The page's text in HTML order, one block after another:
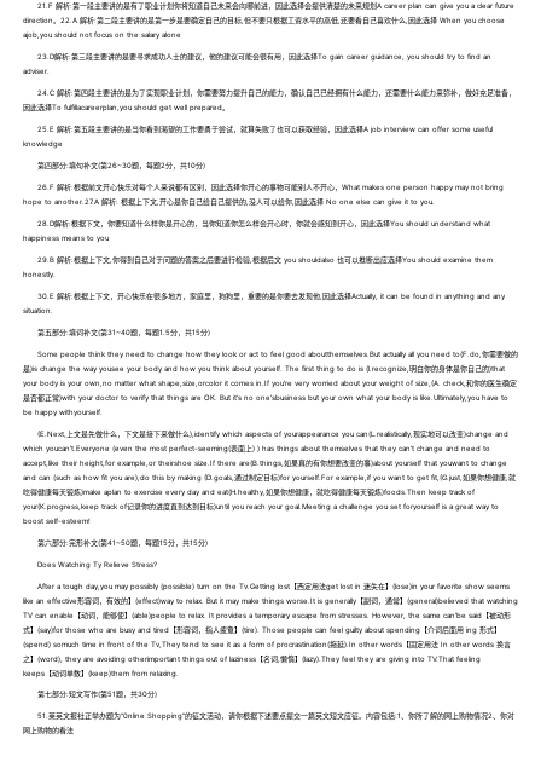
21.F 解析:第一段主要讲的是有了职业计划你将知道自己未来会向哪前进，因此选择会提供清楚的未来规划A career plan can give you a clear future
direction。22.A 解析:第二段主要讲的是第一步是要确定自己的目标,但不要只根据工资水平的高低,还要看自己喜欢什么,因此选择 When you choose
ajob,you should not focus on the salary alone
23.D解析:第三段主要讲的是要寻求成功人士的建议，他的建议可能会很有用，因此选择To gain career guidance, you should try to find an
adviser.
24.C 解析:第四段主要讲的是为了实现职业计划，你需要努力提升自己的能力，确认自己已经拥有什么能力，还需要什么能力来弥补，做好充足准备，
因此选择To fulfillacareerplan,you should get well prepared。
25.E 解析:第五段主要讲的是当你看到渴望的工作要勇于尝试，就算失败了也可以获取经验，因此选择A job interview can offer some useful
knowledge
第四部分:填句补文(第26~30题，每题2分，共10分)
26.F 解析:根据前文开心快乐对每个人来说都有区别，因此选择你开心的事物可能别人不开心，What makes one person happy may not bring
hope to another.27.A 解析: 根据上下文,开心是你自己给自己提供的,没人可以给你,因此选择 No one else can give it to you.
28.D解析:根据下文，你要知道什么样你是开心的，当你知道你怎么样会开心时，你就会感知到开心，因此选择You should understand what
happiness means to you
29.B 解析:根据上下文,你得到自己对于问题的答案之后要进行检验,根据后文 you shouldalso 也可以推断出应选择You should examine them
honestly.
30.E 解析:根据上下文，开心快乐在很多地方，家庭里，狗狗里，重要的是你要去发现他,因此选择Actually, it can be found in anything and any
situation.
第五部分:填词补文(第31~40题，每题1.5分，共15分)
Some people think they need to change how they look or act to feel good aboutthemselves.But actually all you need to(F.do,你需要做的
是)is change the way yousee your body and how you think about yourself. The first thing to do is (l.recognize,明白你的身体是你自己的)that
your body is your own,no matter what shape,size,orcolor it comes in.If you're very worried about your weight of size,(A. check,和你的医生确定
是否都正常)with your doctor to verify that things are OK. But it's no one'sbusiness but your own what your body is like.Ultimately,you have to
be happy withyourself.
(E.Next,上文是先做什么，下文是接下来做什么),identify which aspects of yourappearance you can(L.realistically,现实地可以改变)change and
which youcan't.Everyone (even the most perfect-seeming(表面上) ) has things about themselves that they can't change and need to
accept,like their height,for example,or theirshoe size.If there are(B.things,如果真的有你想要改变的事)about yourself that youwant to change
and can (such as how fit you are),do this by making (D.goals,通过制定目标)for yourself.For example,if you want to get fit,(G.just,如果你想健康,就
吃得健康每天锻炼)make aplan to exercise every day and eat(H.healthy,如果你想健康，就吃得健康每天锻炼)foods.Then keep track of
your(K.progress,keep track of记录你的进度直到达到目标)until you reach your goal.Meeting a challenge you set foryourself is a great way to
boost self-esteem!
第六部分:完形补文(第41~50题，每题15分，共15分)
Does Watching Ty Relieve Stress?
After a tough day,you may possibly (possible) turn on the Tv.Getting lost【西定用法get lost in 迷失在】(lose)in your favorite show seems
like an effective形容词，有效的】(effect)way to relax. But it may make things worse.It is generally【副词，通常】(general)believed that watching
TV can enable【动词，能够使】(able)people to relax. It provides a temporary escape from stresses. However, the same can'be said【被动形
式】(say)for those who are busy and tired【形容词，指人疲惫】(tire). Those people can feel guilty about spending【介词后面用 ing 形式】
(spend) somuch time in front of the Tv,They tend to see it as a form of procrastination(拖延).In other words【固定用法 In other words 换言
之】(word), they are avoiding otherimportant things out of laziness【名词,懒惰】(lazy).They feel they are giving into TV.That feeling
keeps【动词单数】(keep)them from relaxing.
第七部分:短文写作(第51题，共30分)
51.莱英文报社正举办题为“0nline Shopping”的征文活动，请你根据下述要点提交一篇英文短文应征。内容包括:1、你所了解的网上购物情况2、你对
网上购物的看法